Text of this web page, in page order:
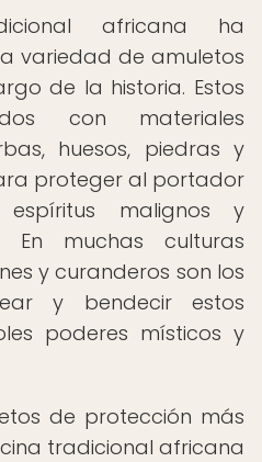
africana ha
variedad de amuletos
de la historia. Estos
con materiales
huesos, piedras y
proteger al portador
espíritus malignos y
En muchas culturas
y curanderos son los
y bendecir estos
poderes místicos y
de protección más
tradicional africana